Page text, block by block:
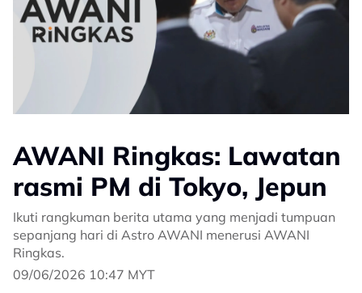
AWANI Ringkas: Lawatan
rasmi PM di Tokyo, Jepun
Ikuti rangkuman berita utama yang menjadi tumpuan
sepanjang hari di Astro AWANI menerusi AWANI
Ringkas.
09/06/2026 10:47 MYT